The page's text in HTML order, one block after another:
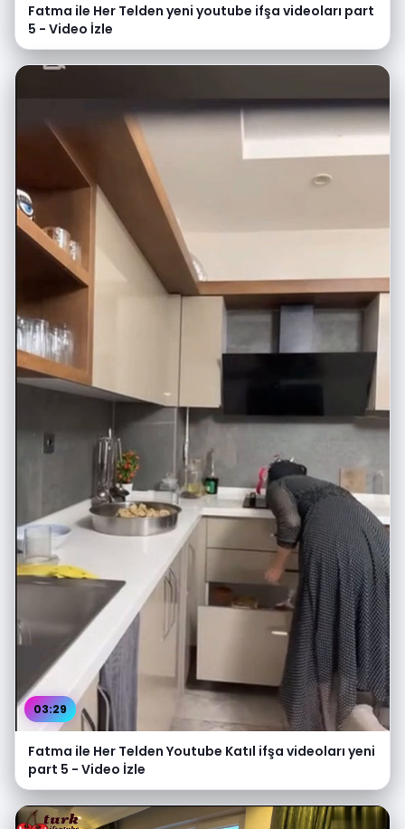
Fatma ile Her Telden yeni youtube ifşa videoları part
5 - Video İzle
03:29
Fatma ile Her Telden Youtube Katıl ifşa videoları yeni
part 5 - Video İzle